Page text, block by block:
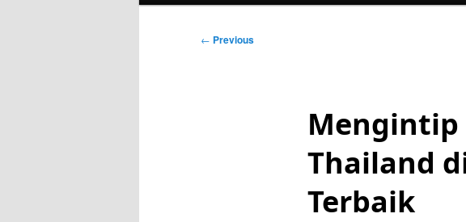
Post
← Previous
Mengintip
Thailand
Terbaik